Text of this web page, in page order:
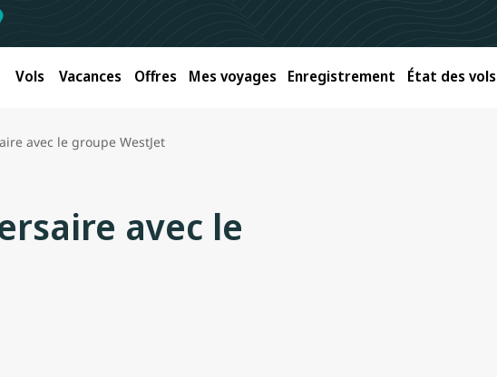
Vols Vacances Offres Mes voyages Enregistrement État des vols
avec le groupe WestJet
avec le